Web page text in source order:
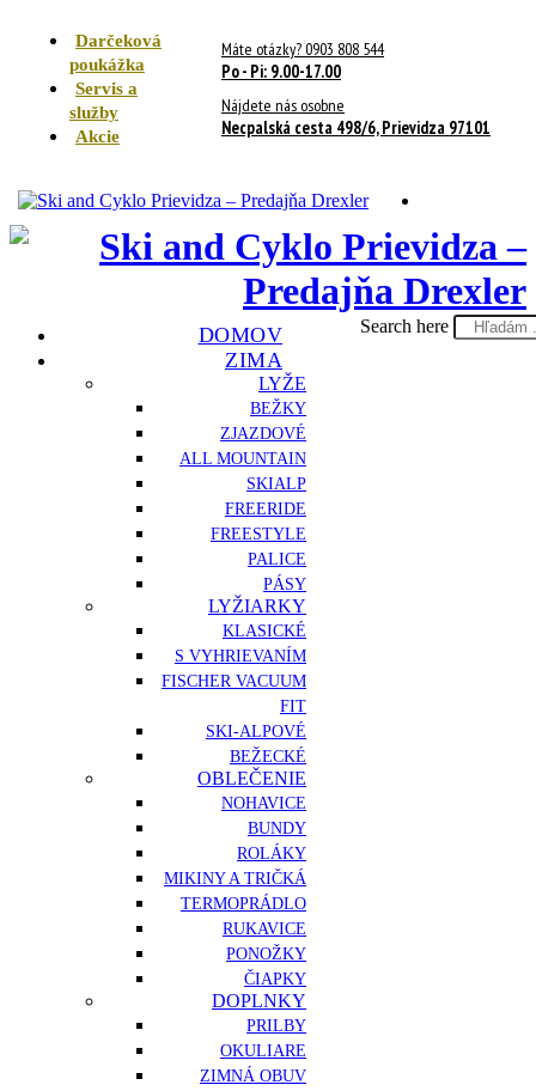
Darčeková
poukážka
Servis a
služby
Akcie
Máte otázky? 0903 808 544
Po - Pi: 9.00-17.00
Nájdete nás osobne
Necpalská cesta 498/6, Prievidza 97101
DOMOV
ZIMA
LYŽE
BEŽKY
ZJAZDOVÉ
ALL MOUNTAIN
SKIALP
FREERIDE
FREESTYLE
PALICE
PÁSY
LYŽIARKY
KLASICKÉ
S VYHRIEVANÍM
FISCHER VACUUM
FIT
SKI-ALPOVÉ
BEŽECKÉ
OBLEČENIE
NOHAVICE
BUNDY
ROLÁKY
MIKINY A TRIČKÁ
TERMOPRÁDLO
RUKAVICE
PONOŽKY
ČIAPKY
DOPLNKY
PRILBY
OKULIARE
ZIMNÁ OBUV
Search here